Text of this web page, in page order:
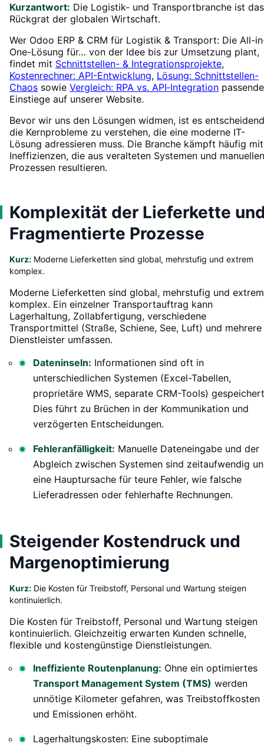
Kurzantwort: Die Logistik- und Transportbranche ist das
Rückgrat der globalen Wirtschaft.
Wer Odoo ERP & CRM für Logistik & Transport: Die All-
One-Lösung für… von der Idee bis zur Umsetzung plant,
findet mit Schnittstellen- & Integrationsprojekte,
Kostenrechner: API-Entwicklung, Lösung: Schnittstellen-
Chaos sowie Vergleich: RPA vs. API‑Integration passende
Einstiege auf unserer Website.
Bevor wir uns den Lösungen widmen, ist es
die Kernprobleme zu verstehen, die eine moderne IT-
Lösung adressieren muss. Die Branche kämpft häufig mit
Ineffizienzen, die aus veralteten Systemen und manuellen
Prozessen resultieren.
Komplexität der Lieferkette
Fragmentierte Prozesse
Kurz: Moderne Lieferketten sind global, mehrstufig und extrem
komplex.
Moderne Lieferketten sind global, mehrstufig und extrem
komplex. Ein einzelner Transportauftrag kann
Lagerhaltung, Zollabfertigung, verschiedene
Transportmittel (Straße, Schiene, See, Luft) und mehrere
Dienstleister umfassen.
Dateninseln: Informationen sind oft in
unterschiedlichen Systemen (Excel-Tabellen,
proprietäre WMS, separate CRM-Tools)
Dies führt zu Brüchen in der Kommunikation und
verzögerten Entscheidungen.
Fehleranfälligkeit: Manuelle Dateneingabe und der
Abgleich zwischen Systemen sind zeitaufwendig
eine Hauptursache für teure Fehler, wie falsche
Lieferadressen oder fehlerhafte Rechnungen.
Steigender Kostendruck und
Margenoptimierung
Kurz: Die Kosten für Treibstoff, Personal und Wartung steigen
kontinuierlich.
Die Kosten für Treibstoff, Personal und Wartung steigen
kontinuierlich. Gleichzeitig erwarten Kunden schnelle,
flexible und kostengünstige Dienstleistungen.
Ineffiziente Routenplanung: Ohne ein optimiertes
Transport Management System (TMS) werden
unnötige Kilometer gefahren, was Treibstoffkosten
und Emissionen erhöht.
Lagerhaltungskosten: Eine suboptimale